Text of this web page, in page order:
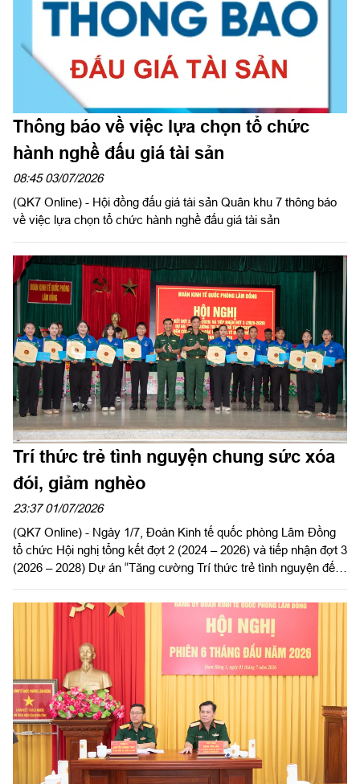
Thông báo về việc lựa chọn tổ chức
hành nghề đấu giá tài sản
08:45 03/07/2026
(QK7 Online) - Hội đồng đấu giá tài sản Quân khu 7 thông báo
về việc lựa chọn tổ chức hành nghề đấu giá tài sản
Trí thức trẻ tình nguyện chung sức xóa
đói, giảm nghèo
23:37 01/07/2026
(QK7 Online) - Ngày 1/7, Đoàn Kinh tế quốc phòng Lâm Đồng
tổ chức Hội nghị tổng kết đợt 2 (2024 – 2026) và tiếp nhận đợt 3
(2026 – 2028) Dự án “Tăng cường Trí thức trẻ tình nguyện đến
2021 - 2030”.